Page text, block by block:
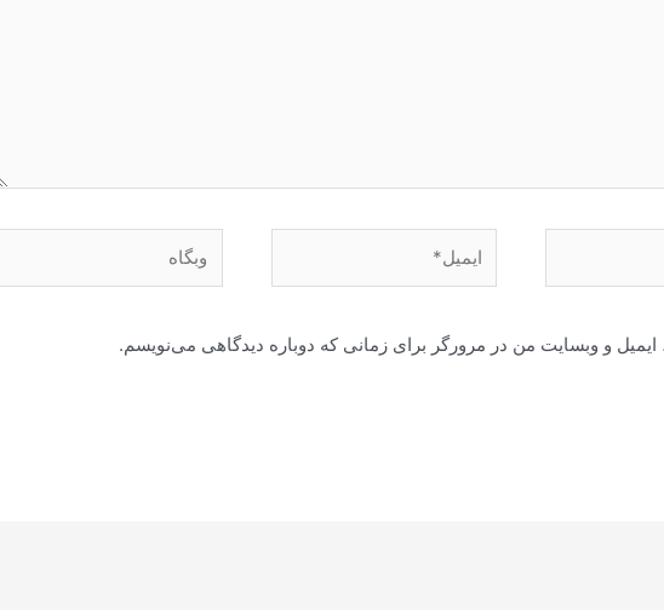
ایمیل و وبسایت من در مرورگر برای زمانی که دوباره دیدگاهی می‌نویسم.